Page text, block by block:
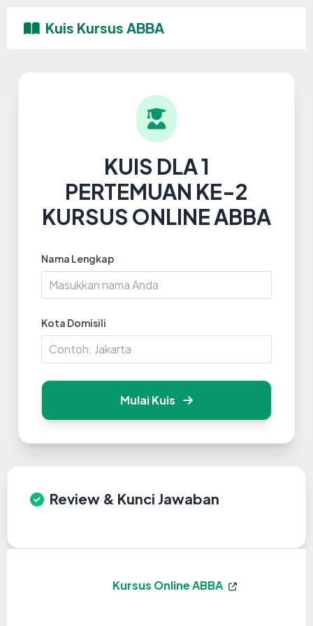
Kuis Kursus ABBA
KUIS DLA 1
PERTEMUAN KE-2
KURSUS ONLINE ABBA
Nama Lengkap
Kota Domisili
Mulai Kuis
Review & Kunci Jawaban
Kursus Online ABBA